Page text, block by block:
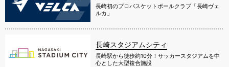
長崎初のプロバスケットボールクラブ「長崎ヴェ
ルカ」
長崎スタジアムシティ
長崎駅から徒歩約10分！サッカースタジアムを中
心とした大型複合施設